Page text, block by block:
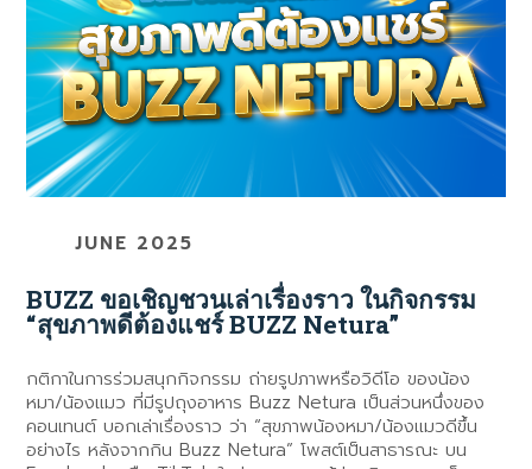
JUNE 2025
BUZZ ขอเชิญชวนเล่าเรื่องราว ในกิจกรรม
“สุขภาพดีต้องแชร์ BUZZ Netura”
กติกาในการร่วมสนุกกิจกรรม ถ่ายรูปภาพหรือวิดีโอ ของน้อง
หมา/น้องแมว ที่มีรูปถุงอาหาร Buzz Netura เป็นส่วนหนึ่งของ
คอนเทนต์ บอกเล่าเรื่องราว ว่า “สุขภาพน้องหมา/น้องแมวดีขึ้น
อย่างไร หลังจากกิน Buzz Netura” โพสต์เป็นสาธารณะ บน